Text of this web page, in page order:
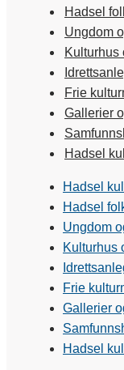
Hadsel
Ungdom
Kulturhus
Frie
Gallerier
Hadsel
Hadsel
Hadsel
Ungdom
Kulturhus
Frie
Gallerier
Hadsel